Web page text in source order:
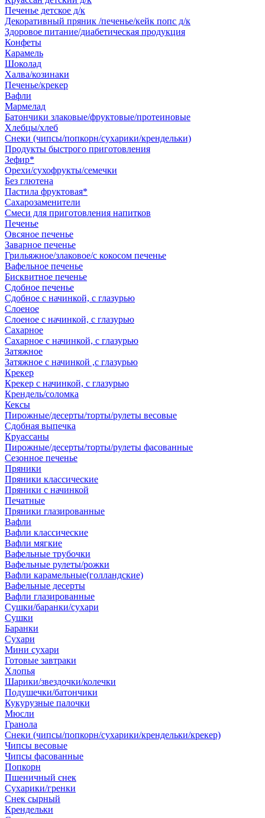
Печенье детское д/к
Декоративный пряник /печенье/кейк попс д/к
Здоровое питание/диабетическая продукция
Конфеты
Карамель
Шоколад
Халва/козинаки
Печенье/крекер
Вафли
Мармелад
Батончики злаковые/фруктовые/протеиновые
Хлебцы/хлеб
Снеки (чипсы/попкорн/сухарики/крендельки)
Продукты быстрого приготовления
Зефир*
Орехи/сухофрукты/семечки
Без глютена
Пастила фруктовая*
Сахарозаменители
Смеси для приготовления напитков
Печенье
Овсяное печенье
Заварное печенье
Грильяжное/злаковое/с кокосом печенье
Вафельное печенье
Бисквитное печенье
Сдобное печенье
Сдобное с начинкой, с глазурью
Слоеное
Слоеное с начинкой, с глазурью
Сахарное
Сахарное с начинкой, с глазурью
Затяжное
Затяжное с начинкой ,с глазурью
Крекер
Крекер с начинкой, с глазурью
Крендель/соломка
Кексы
Пирожные/десерты/торты/рулеты весовые
Сдобная выпечка
Круассаны
Пирожные/десерты/торты/рулеты фасованные
Сезонное печенье
Пряники
Пряники классические
Пряники с начинкой
Печатные
Пряники глазированные
Вафли
Вафли классические
Вафли мягкие
Вафельные трубочки
Вафельные рулеты/рожки
Вафли карамельные(голландские)
Вафельные десерты
Вафли глазированные
Сушки/баранки/сухари
Сушки
Баранки
Сухари
Мини сухари
Готовые завтраки
Хлопья
Шарики/звездочки/колечки
Подушечки/батончики
Кукурузные палочки
Мюсли
Гранола
Снеки (чипсы/попкорн/сухарики/крендельки/крекер)
Чипсы весовые
Чипсы фасованные
Попкорн
Пшеничный снек
Сухарики/гренки
Снек сырный
Крендельки